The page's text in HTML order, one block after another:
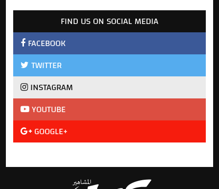
FIND US ON SOCIAL MEDIA
FACEBOOK
TWITTER
INSTAGRAM
YOUTUBE
GOOGLE+